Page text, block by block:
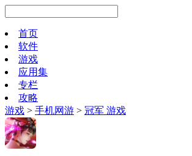
首页
软件
游戏
应用集
专栏
攻略
游戏 > 手机网游 > 冠军 游戏